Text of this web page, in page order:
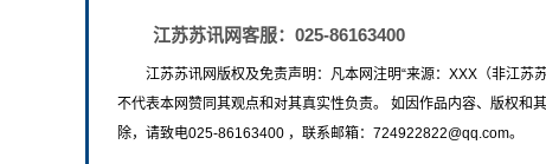
江苏苏讯网客服：025-86163400
江苏苏讯网版权及免责声明：凡本网注明“来源：XXX（非江
不代表本网赞同其观点和对其真实性负责。 如因作品内容、版权和
除，请致电025-86163400 ，联系邮箱：724922822@qq.com。